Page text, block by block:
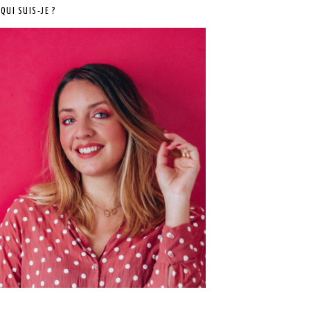
QUI SUIS-JE ?